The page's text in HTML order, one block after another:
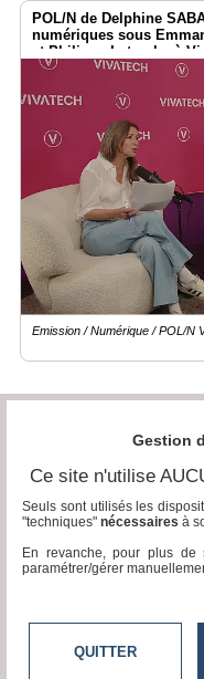
POL/N de Delphine
numériques sous
et Philippe Latombe à
Emission / Numérique / POL/N
Page 1 / 84
tvlocale.fr
Gestion
Ce site n'utilise
Seuls sont utilisés les
"techniques" nécessaires à
En revanche, pour plus de
paramétrer/gérer
QUITTER